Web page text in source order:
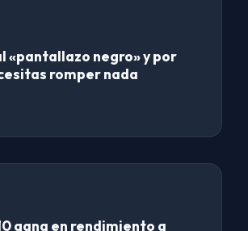
«pantallazo negro» y por
romper nada
gana en rendimiento a